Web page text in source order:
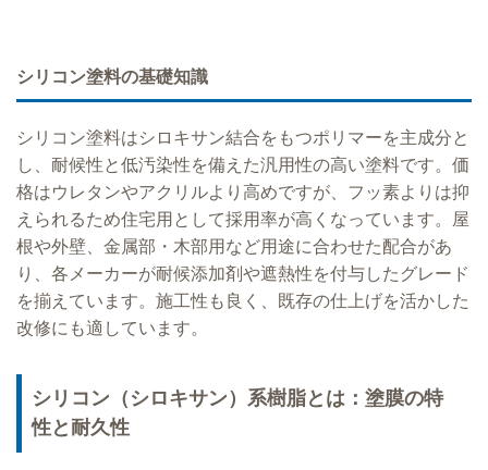
シリコン塗料の基礎知識
シリコン塗料はシロキサン結合をもつポリマーを主成分と
し、耐候性と低汚染性を備えた汎用性の高い塗料です。価
格はウレタンやアクリルより高めですが、フッ素よりは抑
えられるため住宅用として採用率が高くなっています。屋
根や外壁、金属部・木部用など用途に合わせた配合があ
り、各メーカーが耐候添加剤や遮熱性を付与したグレード
を揃えています。施工性も良く、既存の仕上げを活かした
改修にも適しています。
シリコン（シロキサン）系樹脂とは：塗膜の特
性と耐久性